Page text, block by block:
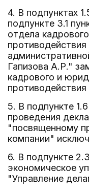
4. В подпунктах
подпункте 3.1
отдела
Гапизова А.Р."
кадрового и
5. В подпункте
проведения
"посвященному
компании"
6. В подпункте
экономическое
"Управление